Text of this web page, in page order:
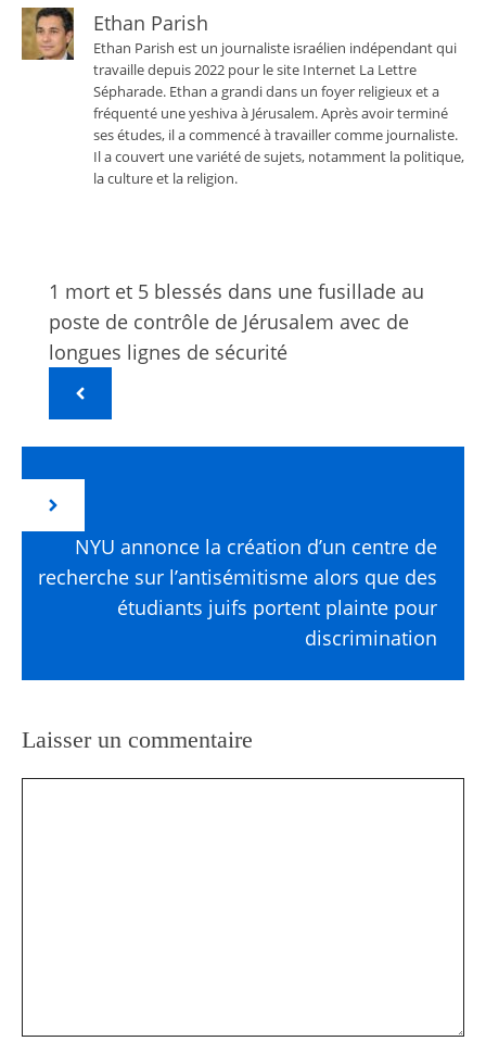
Ethan Parish
Ethan Parish est un journaliste israélien indépendant qui
travaille depuis 2022 pour le site Internet La Lettre
Sépharade. Ethan a grandi dans un foyer religieux et a
fréquenté une yeshiva à Jérusalem. Après avoir terminé
ses études, il a commencé à travailler comme journaliste.
Il a couvert une variété de sujets, notamment la politique,
la culture et la religion.
1 mort et 5 blessés dans une fusillade au
poste de contrôle de Jérusalem avec de
longues lignes de sécurité
NYU annonce la création d’un centre de
recherche sur l’antisémitisme alors que des
étudiants juifs portent plainte pour
discrimination
Laisser un commentaire